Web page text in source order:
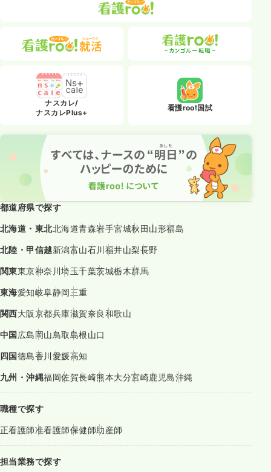
ナスカレ/
ナスカレPlus+
看護roo!国試
都道府県で探す
北海道・東北北海道青森岩手宮城秋田山形福島
北陸・甲信越新潟富山石川福井山梨長野
関東東京神奈川埼玉千葉茨城栃木群馬
東海愛知岐阜静岡三重
関西大阪京都兵庫滋賀奈良和歌山
中国広島岡山鳥取島根山口
四国徳島香川愛媛高知
九州・沖縄福岡佐賀長崎熊本大分宮崎鹿児島沖縄
職種で探す
正看護師准看護師保健師助産師
担当業務で探す